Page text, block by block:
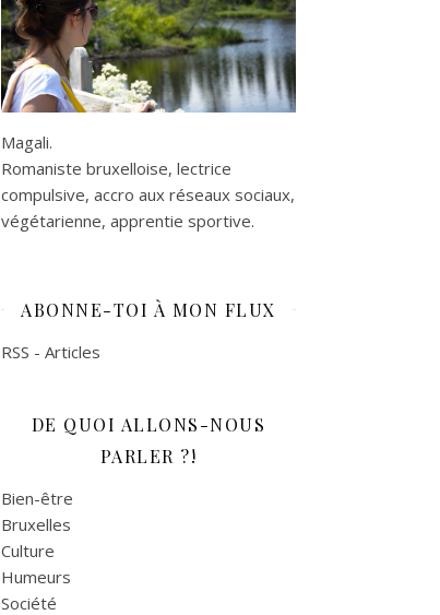
Magali.
Romaniste bruxelloise, lectrice
compulsive, accro aux réseaux sociaux,
végétarienne, apprentie sportive.
ABONNE-TOI À MON FLUX
RSS - Articles
DE QUOI ALLONS-NOUS
PARLER ?!
Bien-être
Bruxelles
Culture
Humeurs
Société